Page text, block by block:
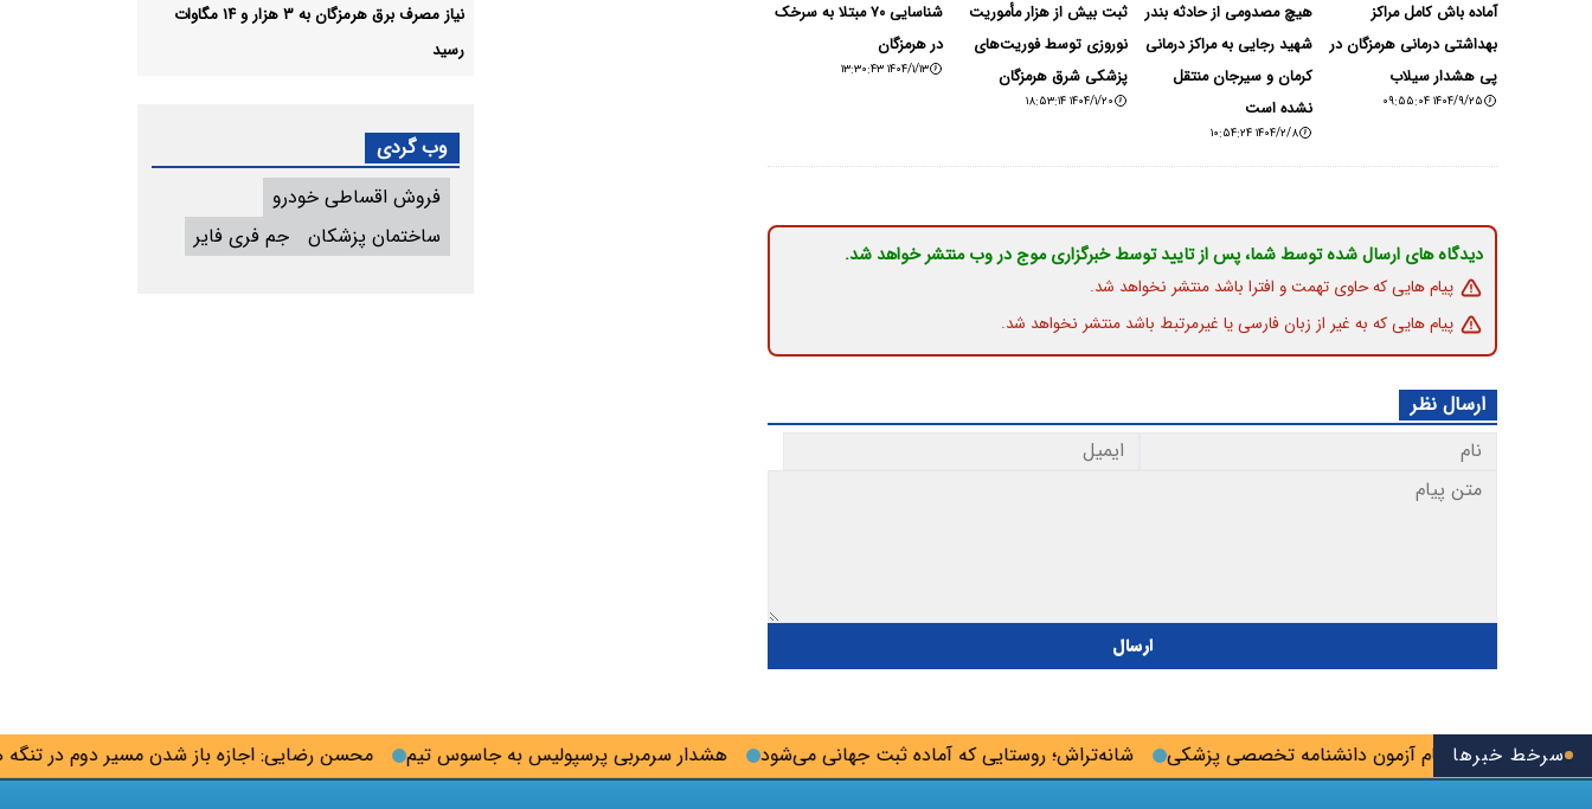
سرخط خبرها محسن رضایی: اجازه باز شدن مسیر دوم در تنگه هرمز هشدار سرمربی پرسپولیس به جاسوس تیم شانه‌تراش؛ روستایی که آماده ثبت جهانی می‌شود فرصت ثبت‌نام آزمون دانشنامه تخصصی پزشکی
آماده‌ باش کامل مراکز
بهداشتی درمانی هرمزگان در
پی هشدار سیلاب
۱۴۰۴/۹/۲۵ ۰۹:۵۵:۰۴
هیچ مصدومی از حادثه بندر
شهید رجایی به مراکز درمانی
کرمان و سیرجان منتقل
نشده است
۱۴۰۴/۲/۸ ۱۰:۵۴:۲۴
ثبت بیش از هزار مأموریت
نوروزی توسط فوریت‌های
پزشکی شرق هرمزگان
۱۴۰۴/۱/۲۰ ۱۸:۵۳:۱۴
شناسایی ۷۰ مبتلا به سرخک
در هرمزگان
۱۴۰۴/۱/۱۳ ۱۳:۳۰:۴۳
دیدگاه های ارسال شده توسط شما، پس از تایید توسط خبرگزاری موج در وب منتشر خواهد شد.
پیام هایی که حاوی تهمت و افترا باشد منتشر نخواهد شد.
پیام هایی که به غیر از زبان فارسی یا غیرمرتبط باشد منتشر نخواهد شد.
ارسال نظر
ارسال
نیاز مصرف برق هرمزگان به ۳ هزار و ۱۴ مگاوات
رسید
وب گردی
فروش اقساطی خودرو
ساختمان پزشکان
جم فری فایر